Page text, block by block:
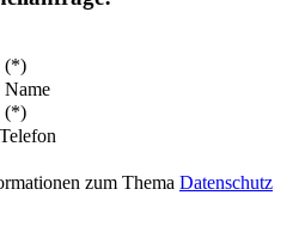
(*)
Name
(*)
Telefon
zum Thema Datenschutz